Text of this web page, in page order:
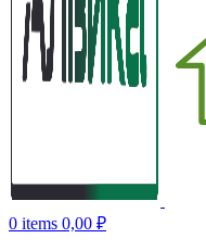
0 items 0,00 ₽